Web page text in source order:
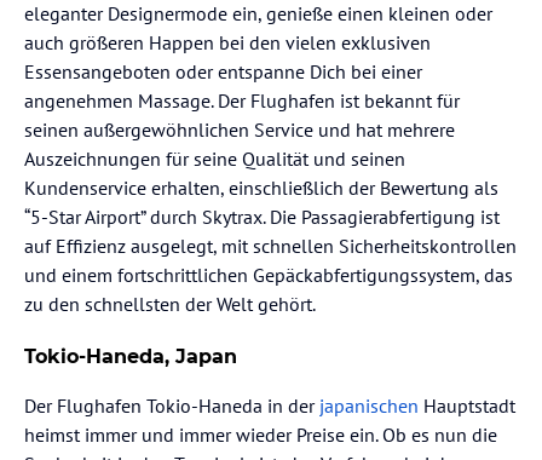
eleganter Designermode ein, genieße einen kleinen oder
auch größeren Happen bei den vielen exklusiven
Essensangeboten oder entspanne Dich bei einer
angenehmen Massage. Der Flughafen ist bekannt für
seinen außergewöhnlichen Service und hat mehrere
Auszeichnungen für seine Qualität und seinen
Kundenservice erhalten, einschließlich der Bewertung als
“5-Star Airport” durch Skytrax. Die Passagierabfertigung ist
auf Effizienz ausgelegt, mit schnellen Sicherheitskontrollen
und einem fortschrittlichen Gepäckabfertigungssystem, das
zu den schnellsten der Welt gehört.
Tokio-Haneda, Japan
Der Flughafen Tokio-Haneda in der japanischen Hauptstadt
heimst immer und immer wieder Preise ein. Ob es nun die